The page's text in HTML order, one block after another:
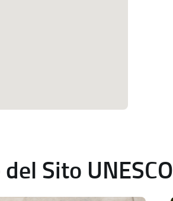
Sito UNESCO